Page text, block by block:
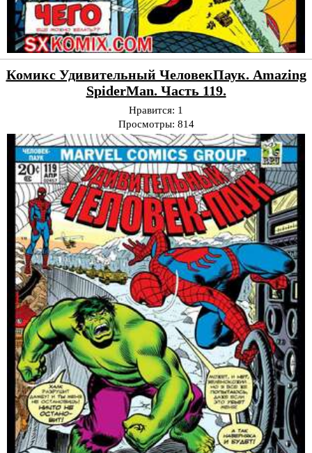
Комикс Удивительный ЧеловекПаук. Amazing
SpiderMan. Часть 119.
Нравится: 1
Просмотры: 814